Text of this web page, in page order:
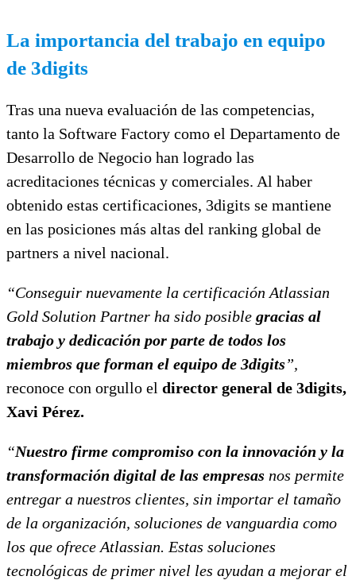
La importancia del trabajo en equipo
de 3digits
Tras una nueva evaluación de las competencias,
tanto la Software Factory como el Departamento de
Desarrollo de Negocio han logrado las
acreditaciones técnicas y comerciales. Al haber
obtenido estas certificaciones, 3digits se mantiene
en las posiciones más altas del ranking global de
partners a nivel nacional.
“Conseguir nuevamente la certificación Atlassian
Gold Solution Partner ha sido posible gracias al
trabajo y dedicación por parte de todos los
miembros que forman el equipo de 3digits”,
reconoce con orgullo el director general de 3digits,
Xavi Pérez.
“Nuestro firme compromiso con la innovación y la
transformación digital de las empresas nos permite
entregar a nuestros clientes, sin importar el tamaño
de la organización, soluciones de vanguardia como
los que ofrece Atlassian. Estas soluciones
tecnológicas de primer nivel les ayudan a mejorar el